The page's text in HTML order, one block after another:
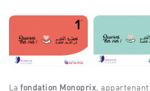
Lafondation Monoprix, appartenant